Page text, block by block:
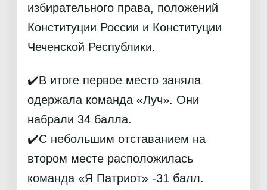
избирательного права, положений
Конституции России и Конституции
Чеченской Республики.
✔️В итоге первое место заняла
одержала команда «Луч». Они
набрали 34 балла.
✔️С небольшим отставанием на
втором месте расположилась
команда «Я Патриот» -31 балл.